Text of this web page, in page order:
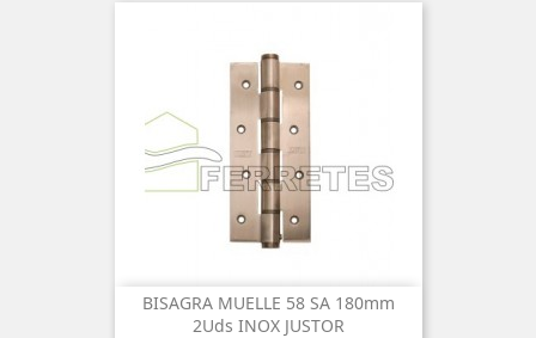
BISAGRA MUELLE 58 SA 180mm
2Uds INOX JUSTOR